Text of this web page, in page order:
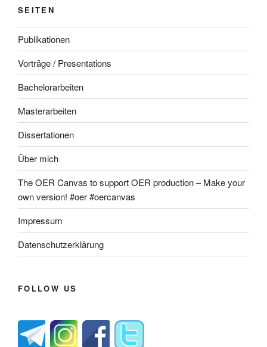
SEITEN
Publikationen
Vorträge / Presentations
Bachelorarbeiten
Masterarbeiten
Dissertationen
Über mich
The OER Canvas to support OER production – Make your
own version! #oer #oercanvas
Impressum
Datenschutzerklärung
FOLLOW US